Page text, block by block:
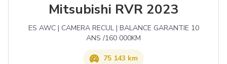
Mitsubishi RVR 2023
ES AWC | CAMERA RECUL | BALANCE GARANTIE 10
ANS /160 000KM
75 143 km